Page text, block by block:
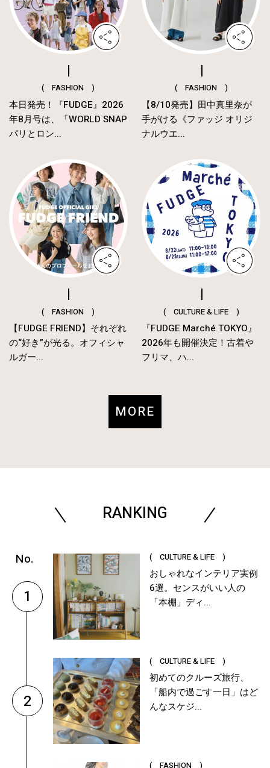
( FASHION )
本日発売！『FUDGE』2026
年8月号は、「WORLD SNAP
パリとロン...
( FASHION )
【8/10発売】田中真里奈が
手がける《ファッジ オリジ
ナルウエ...
( FASHION )
【FUDGE FRIEND】それぞれ
の“好き”が光る。オフィシャ
ルガー...
( CULTURE & LIFE )
『FUDGE Marché TOKYO』
2026年も開催決定！古着や
フリマ、ハ...
MORE
RANKING
1
( CULTURE & LIFE )
おしゃれなインテリア実例
6選。センスがいい人の
「本棚」ディ...
2
( CULTURE & LIFE )
初めてのクルーズ旅行、
「船内で過ごす一日」はど
んなスケジ...
( FASHION )